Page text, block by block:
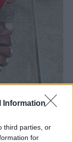
Information
third parties, or
for